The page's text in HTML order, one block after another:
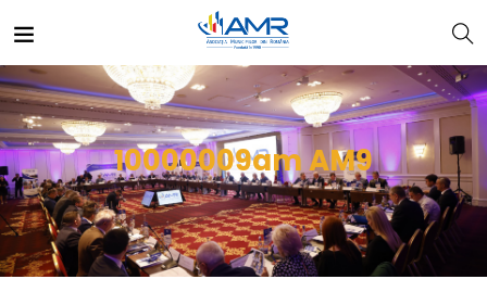
10000009am AM9